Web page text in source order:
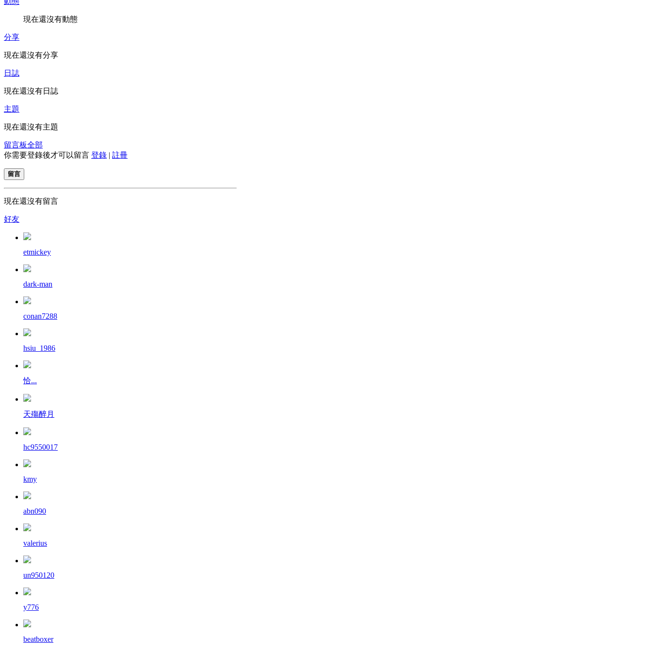
現在還沒有動態
分享
現在還沒有分享
日誌
現在還沒有日誌
主題
現在還沒有主題
留言板全部
你需要登錄後才可以留言 登錄 | 註冊
留言
現在還沒有留言
好友
etmickey
dark-man
conan7288
hsiu_1986
恰...
天殤醉月
hc9550017
kmy
abn090
valerius
un950120
y776
beatboxer